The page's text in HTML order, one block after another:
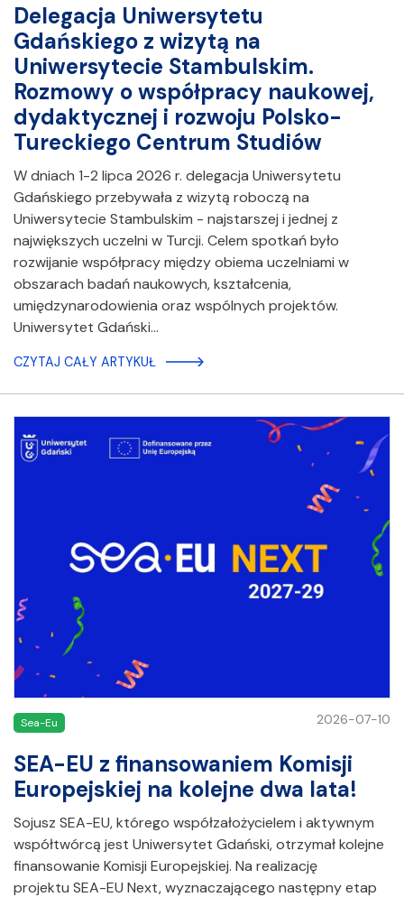
Delegacja Uniwersytetu
Gdańskiego z wizytą na
Uniwersytecie Stambulskim.
Rozmowy o współpracy naukowej,
dydaktycznej i rozwoju Polsko-
Tureckiego Centrum Studiów
W dniach 1-2 lipca 2026 r. delegacja Uniwersytetu
Gdańskiego przebywała z wizytą roboczą na
Uniwersytecie Stambulskim - najstarszej i jednej z
największych uczelni w Turcji. Celem spotkań było
rozwijanie współpracy między obiema uczelniami w
obszarach badań naukowych, kształcenia,
umiędzynarodowienia oraz wspólnych projektów.
Uniwersytet Gdański…
CZYTAJ CAŁY ARTYKUŁ
Sea-Eu 2026-07-10
SEA-EU z finansowaniem Komisji
Europejskiej na kolejne dwa lata!
Sojusz SEA-EU, którego współzałożycielem i aktywnym
współtwórcą jest Uniwersytet Gdański, otrzymał kolejne
finansowanie Komisji Europejskiej. Na realizację
projektu SEA-EU Next, wyznaczającego następny etap